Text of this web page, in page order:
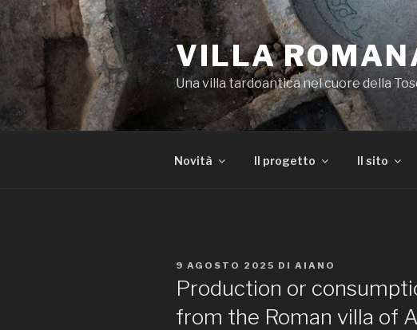
Salta
al
contenuto
VILLA
Una villa tardoantica nel cuore della
Novità Il progetto Il sito
PUBBLICATO
IL
9 AGOSTO 2025 DI AIANO
Production or
from the Roman villa of